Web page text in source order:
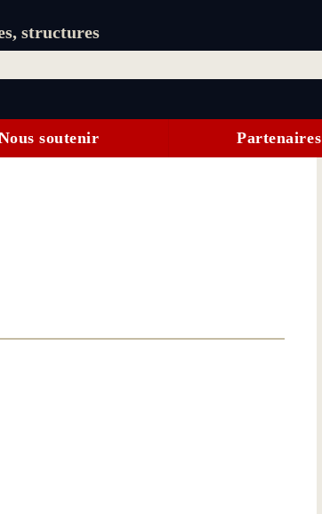
structures
soutenir Partenaires